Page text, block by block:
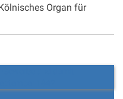
Organ für